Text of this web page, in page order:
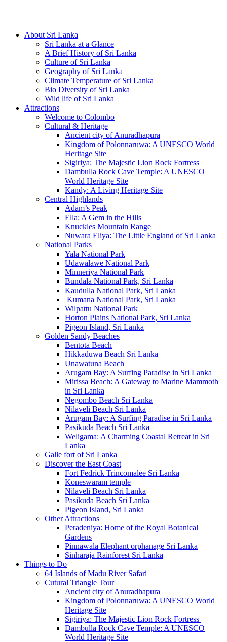
About Sri Lanka
Sri Lanka at a Glance
A Brief History of Sri Lanka
Culture of Sri Lanka
Geography of Sri Lanka
Climate Temperature of Sri Lanka
Bio Diversity of Sri Lanka
Wild life of Sri Lanka
Attractions
Welcome to Colombo
Cultural & Heritage
Ancient city of Anuradhapura
Kingdom of Polonnaruwa: A UNESCO World
Heritage Site
Sigiriya: The Majestic Lion Rock Fortress
Dambulla Rock Cave Temple: A UNESCO
World Heritage Site
Kandy: A Living Heritage Site
Central Highlands
Adam’s Peak
Ella: A Gem in the Hills
Knuckles Mountain Range
Nuwara Eliya: The Little England of Sri Lanka
National Parks
Yala National Park
Udawalawe National Park
Minneriya National Park
Bundala National Park, Sri Lanka
Kaudulla National Park, Sri Lanka
Kumana National Park, Sri Lanka
Wilpattu National Park
Horton Plains National Park, Sri Lanka
Pigeon Island, Sri Lanka
Golden Sandy Beaches
Bentota Beach
Hikkaduwa Beach Sri Lanka
Unawatuna Beach
Arugam Bay: A Surfing Paradise in Sri Lanka
Mirissa Beach: A Gateway to Marine Mammoth
in Sri Lanka
Negombo Beach Sri Lanka
Nilaveli Beach Sri Lanka
Arugam Bay: A Surfing Paradise in Sri Lanka
Pasikuda Beach Sri Lanka
Weligama: A Charming Coastal Retreat in Sri
Lanka
Galle fort of Sri Lanka
Discover the East Coast
Fort Fedrick Trincomalee Sri Lanka
Koneswaram temple
Nilaveli Beach Sri Lanka
Pasikuda Beach Sri Lanka
Pigeon Island, Sri Lanka
Other Attractions
Peradeniya: Home of the Royal Botanical
Gardens
Pinnawala Elephant orphanage Sri Lanka
Sinharaja Rainforest Sri Lanka
Things to Do
64 Islands of Madu River Safari
Cutural Triangle Tour
Ancient city of Anuradhapura
Kingdom of Polonnaruwa: A UNESCO World
Heritage Site
Sigiriya: The Majestic Lion Rock Fortress
Dambulla Rock Cave Temple: A UNESCO
World Heritage Site